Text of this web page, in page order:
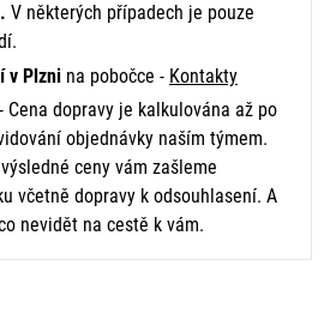
V některých případech je pouze
v Plzni na pobočce - Kontakty
- Cena dopravy je kalkulována až po
objednávky naším týmem.
ceny vám zašleme
včetně dopravy k odsouhlasení. A
nevidět na cestě k vám.